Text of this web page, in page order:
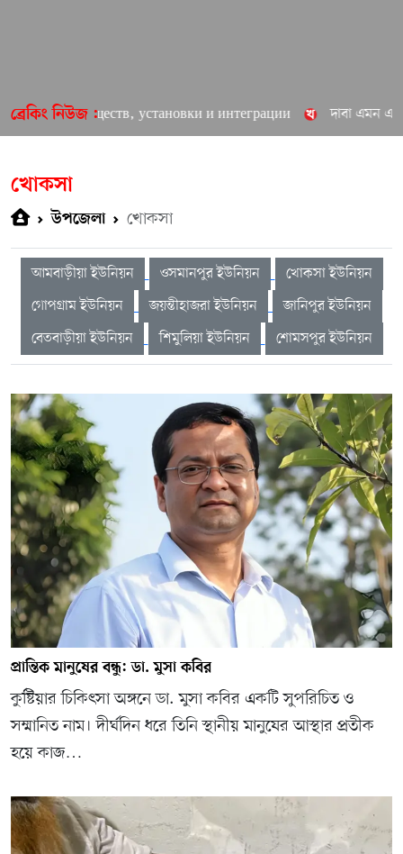
ব্রেকিং নিউজ :установки и интеграции দাবা এমন একটি খেলা-
খোকসা
উপজেলা খোকসা
আমবাড়ীয়া ইউনিয়ন ওসমানপুর ইউনিয়ন
খোকসা ইউনিয়ন
গোপগ্রাম ইউনিয়ন
জয়ন্তীহাজরা ইউনিয়ন
জানিপুর ইউনিয়ন
বেতবাড়ীয়া ইউনিয়ন
শিমুলিয়া ইউনিয়ন শোমসপুর ইউনিয়ন
প্রান্তিক মানুষের বন্ধু: ডা. মুসা কবির
কুষ্টিয়ার চিকিৎসা অঙ্গনে ডা. মুসা কবির একটি সুপরিচিত ও
সম্মানিত নাম। দীর্ঘদিন ধরে তিনি স্থানীয় মানুষের আস্থার প্রতীক
হয়ে কাজ…